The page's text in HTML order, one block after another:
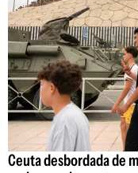
Ceuta desbordada de